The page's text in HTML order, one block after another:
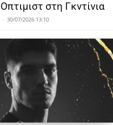
στη Γκντίνια
- 30/07/2026 13:10